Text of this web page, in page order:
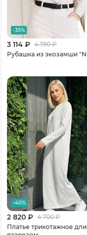
-35%
3 114 ₽ 4 790₽
Рубашка из экозамши
-40%
2 820 ₽ 4 700₽
Платье трикотажное